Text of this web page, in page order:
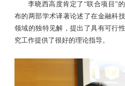
李晓西高度肯定了“联合项目”
布的两部学术译著论述了在金融科
领域的独特见解，提出了具有可行
究工作提供了很好的理论指导。